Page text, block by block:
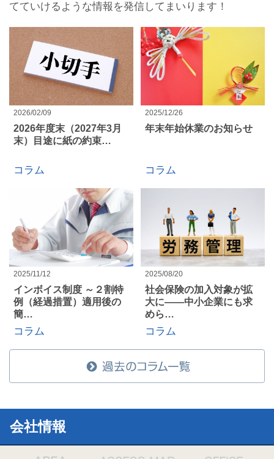
てていけるような情報を発信してまいります！
2026/02/09
2026年度末（2027年3月
末）目途に紙の約束…
コラム
2025/12/26
年末年始休業のお知らせ
コラム
2025/11/12
インボイス制度 ～２割特
例（経過措置）適用後の
簡…
コラム
2025/08/20
社会保険の加入対象が拡
大に――中小企業にも求
めら…
コラム
会社情報